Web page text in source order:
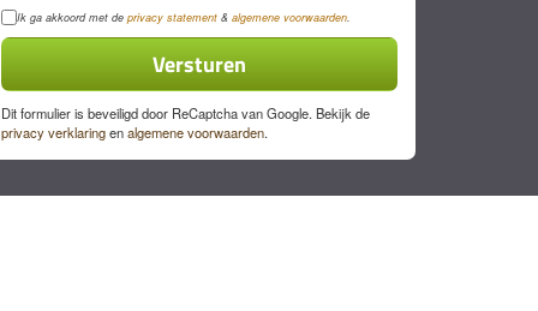
Privacyverklaring
Ik ga akkoord met de privacy statement & algemene voorwaarden.
Dit formulier is beveiligd door ReCaptcha van Google. Bekijk de
privacy verklaringenalgemene voorwaarden.